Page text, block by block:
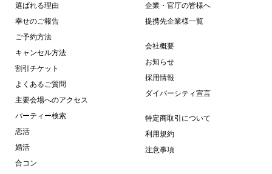
選ばれる理由
幸せのご報告
ご予約方法
キャンセル方法
割引チケット
よくあるご質問
主要会場へのアクセス
パーティー検索
恋活
婚活
合コン
企業・官庁の皆様へ
提携先企業様一覧
会社概要
お知らせ
採用情報
ダイバーシティ宣言
特定商取引について
利用規約
注意事項